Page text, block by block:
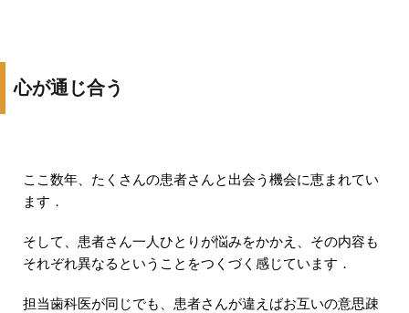
心が通じ合う
ここ数年、たくさんの患者さんと出会う機会に恵まれてい
ます．
そして、患者さん一人ひとりが悩みをかかえ、その内容も
それぞれ異なるということをつくづく感じています．
担当歯科医が同じでも、患者さんが違えばお互いの意思疎